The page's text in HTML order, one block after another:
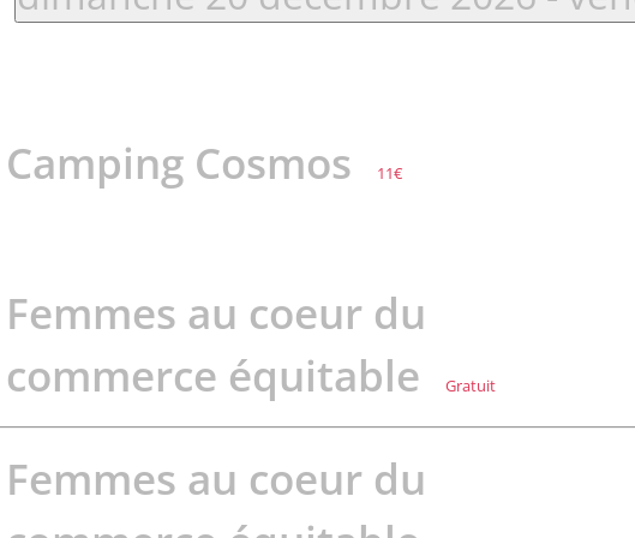
date
Camping Cosmos 11€
Femmes au coeur du
commerce équitable
Gratuit
Femmes au coeur du